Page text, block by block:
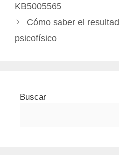
KB5005565
Cómo saber el
psicofísico
Buscar